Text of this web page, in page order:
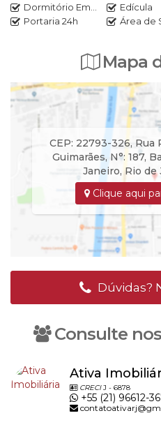
Dormitório Empregada
Edícula
Portaria 24h
Área de
Mapa
CEP: 22793-326, Rua
Guimarães, N°: 187,
Janeiro, Rio de
Clique aqui
Dúvidas?
Consulte
Ativa
CRECIJ - 6878
+55 (21) 96612-